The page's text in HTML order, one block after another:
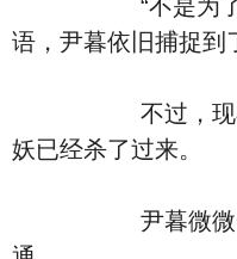
“不是为了紫
语，尹暮依旧捕捉到
不过，现在容
妖已经杀了过来。
尹暮微微一笑